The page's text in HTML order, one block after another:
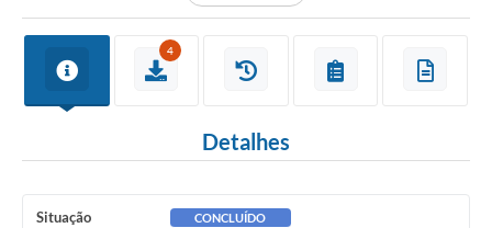
4
Detalhes
Situação CONCLUÍDO